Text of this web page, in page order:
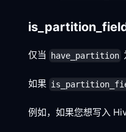
仅当 have_partition
如果
例如，如果您想写入